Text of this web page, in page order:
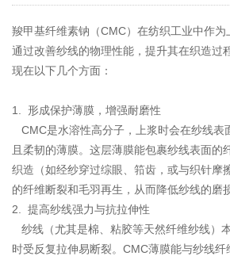
羧甲基纤维素钠（CMC）在纺织工业中作为
通过改善纱线的物理性能，提升其在织造过
现在以下几个方面：
1. 形成保护薄膜，增强耐磨性
CMC是水溶性高分子，上浆时会在纱线表
且柔韧的薄膜。这层薄膜能包裹纱线表面的
织造（如经纱穿过综眼、筘齿，或与织针摩
的纤维断裂和毛羽再生，从而降低纱线的磨
2. 提高纱线强力与抗拉伸性
纱线（尤其是棉、粘胶等天然纤维纱线）
时受反复拉伸易断裂。CMC薄膜能与纱线纤